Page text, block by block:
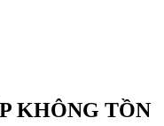
KHÔNG TỒN